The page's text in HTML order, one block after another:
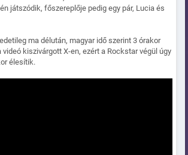
játszódik, főszereplője pedig egy pár, Lucia és
ma délután, magyar idő szerint 3 órakor
videó kiszivárgott X-en, ezért a Rockstar végül úgy
élesítik.